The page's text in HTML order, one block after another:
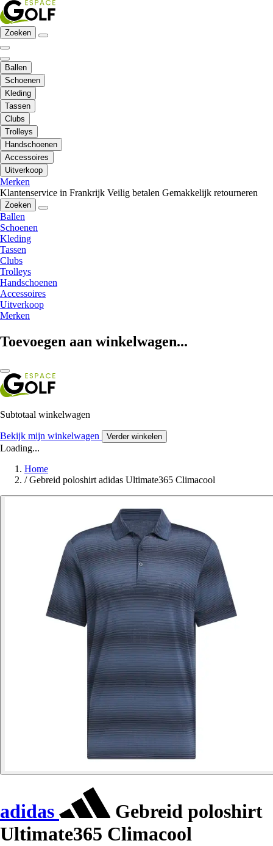
Zoeken
Ballen
Schoenen
Kleding
Tassen
Clubs
Trolleys
Handschoenen
Accessoires
Uitverkoop
Merken
Klantenservice in Frankrijk Veilig betalen Gemakkelijk retourneren
Zoeken
Ballen
Schoenen
Kleding
Tassen
Clubs
Trolleys
Handschoenen
Accessoires
Uitverkoop
Merken
Toevoegen aan winkelwagen...
Subtotaal winkelwagen
Bekijk mijn winkelwagen Verder winkelen
Loading...
Home
/ Gebreid poloshirt adidas Ultimate365 Climacool
adidas
Gebreid poloshirt
Ultimate365 Climacool